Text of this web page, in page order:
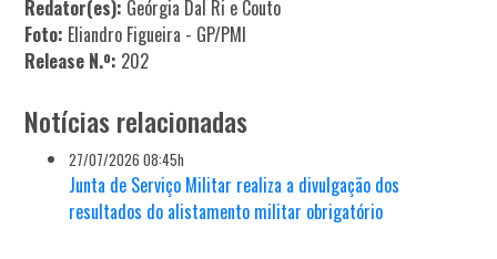
Redator(es): Geórgia Dal Ri e Couto
Foto: Eliandro Figueira - GP/PMI
Release N.º: 202
Notícias relacionadas
27/07/2026 08:45h
Junta de Serviço Militar realiza a divulgação dos
resultados do alistamento militar obrigatório